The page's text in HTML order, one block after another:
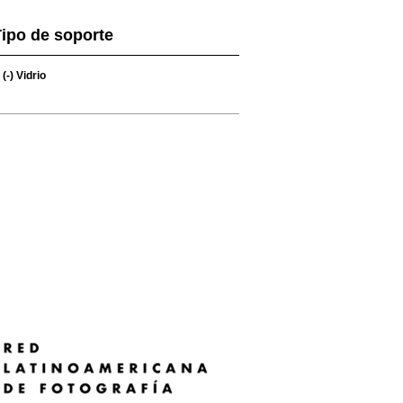
de soporte
(-) Vidrio